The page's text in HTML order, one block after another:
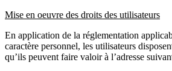
Mise en oeuvre des droits des utilisateurs
En application de la réglementation
caractère personnel, les utilisateurs
qu’ils peuvent faire valoir à l’adresse